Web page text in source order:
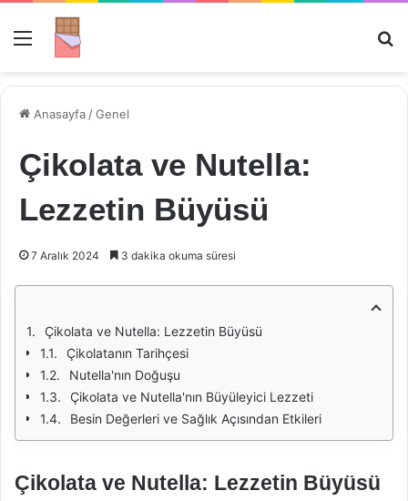
Menü
Anasayfa /Genel
Çikolata ve Nutella:
Lezzetin Büyüsü
7 Aralık 2024 3 dakika okuma süresi
Çikolata ve Nutella: Lezzetin Büyüsü
Çikolatanın Tarihçesi
Nutella'nın Doğuşu
Çikolata ve Nutella'nın Büyüleyici Lezzeti
Besin Değerleri ve Sağlık Açısından Etkileri
Çikolata ve Nutella: Lezzetin Büyüsü